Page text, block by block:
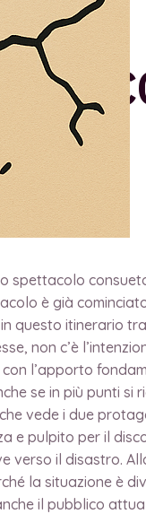
E
spettacolo
è già
questo itinerario
non c’è
l’apporto
se in più punti si
vede i due
e pulpito per il
verso il disastro.
la situazione è
il pubblico